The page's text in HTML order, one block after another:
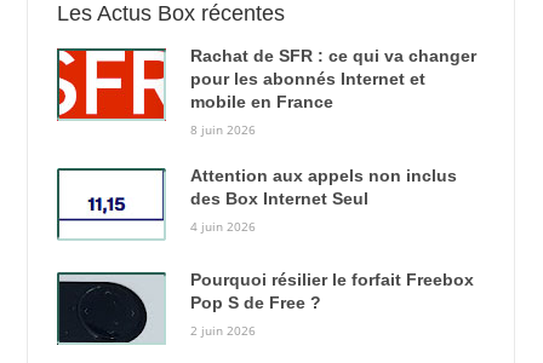
Les Actus Box récentes
Rachat de SFR : ce qui va changer
pour les abonnés Internet et
mobile en France
8 juin 2026
Attention aux appels non inclus
des Box Internet Seul
4 juin 2026
Pourquoi résilier le forfait Freebox
Pop S de Free ?
2 juin 2026